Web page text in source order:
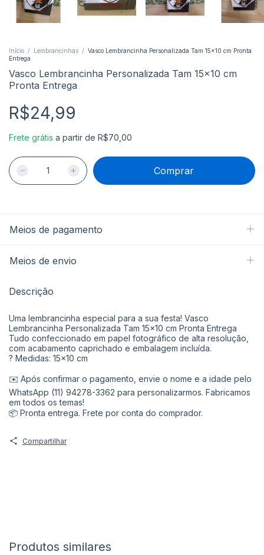
Início / Lembrancinhas / Vasco Lembrancinha Personalizada Tam 15x10 cm Pronta
Entrega
Vasco Lembrancinha Personalizada Tam 15x10 cm
Pronta Entrega
R$24,99
Frete grátis a partir de R$70,00
Meios de pagamento
Meios de envio
Descrição
Uma lembrancinha especial para a sua festa! Vasco
Lembrancinha Personalizada Tam 15x10 cm Pronta Entrega
Tudo confeccionado em papel fotográfico de alta resolução,
com acabamento caprichado e embalagem incluída.
? Medidas: 15x10 cm
✉️ Após confirmar o pagamento, envie o nome e a idade pelo
WhatsApp (11) 94278-3362 para personalizarmos. Fabricamos
em todos os temas!
📦 Pronta entrega. Frete por conta do comprador.
Compartilhar
Produtos similares